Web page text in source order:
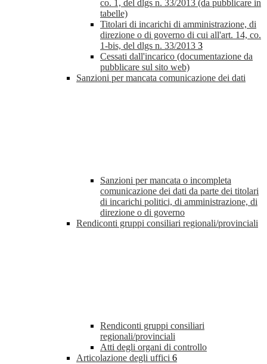
co. 1, del dlgs n. 33/2013 (da pubblicare in
tabelle)
Titolari di incarichi di amministrazione, di
direzione o di governo di cui all'art. 14, co.
1-bis, del dlgs n. 33/2013 3
Cessati dall'incarico (documentazione da
pubblicare sul sito web)
Sanzioni per mancata comunicazione dei dati
Sanzioni per mancata o incompleta
comunicazione dei dati da parte dei titolari
di incarichi politici, di amministrazione, di
direzione o di governo
Rendiconti gruppi consiliari regionali/provinciali
Rendiconti gruppi consiliari
regionali/provinciali
Atti degli organi di controllo
Articolazione degli uffici 6